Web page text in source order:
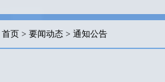
首页 > 要闻动态 > 通知公告